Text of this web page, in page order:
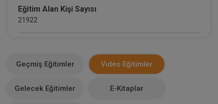
Eğitim Alan Kişi Sayısı
21922
0
Geçmiş Eğitimler Video Eğitimler
Gelecek Eğitimler E-Kitaplar